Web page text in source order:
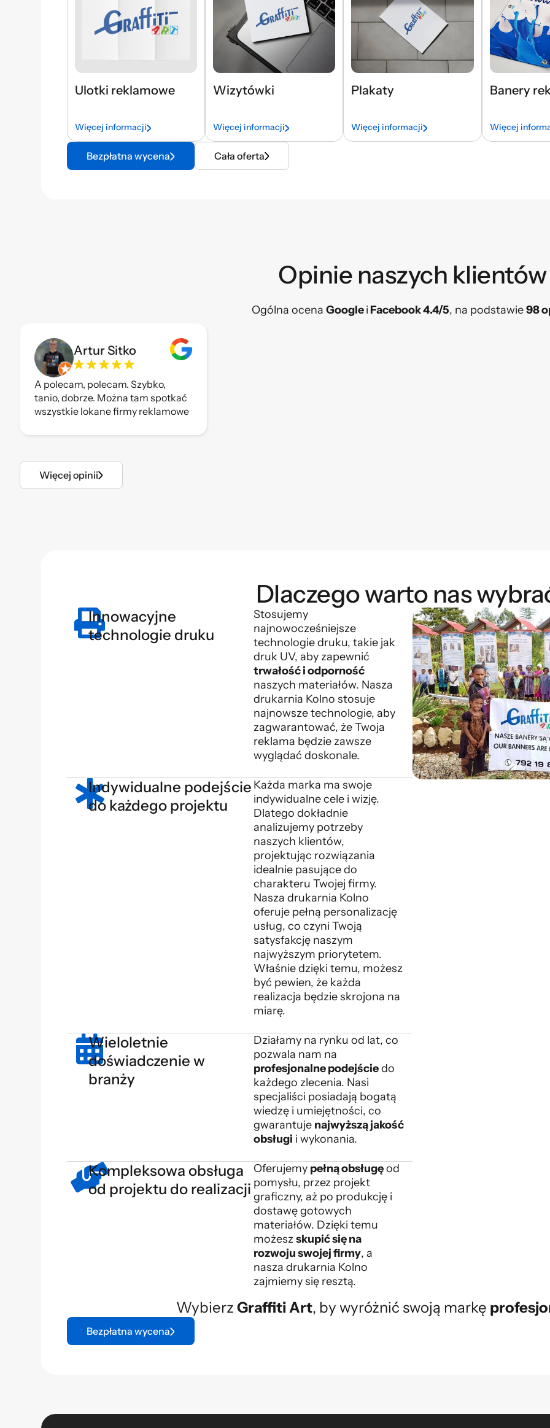
Ulotki reklamowe
Więcej informacji
Wizytówki
Więcej informacji
Plakaty
Więcej informacji
Banery
Więcej
Bezpłatna wycena Cała oferta
Opinie naszych klientów​
Ogólna ocena Googlei Facebook 4.4/5, na podstawie98
Artur Sitko
A polecam, polecam. Szybko,
tanio, dobrze. Można tam spotkać
wszystkie lokane firmy reklamowe
Więcej opinii
Dlaczego warto nas
Innowacyjne
technologie druku
Stosujemy
najnowocześniejsze
technologie druku, takie jak
druk UV, aby zapewnić
trwałość i odporność
naszych materiałów. Nasza
drukarnia Kolno stosuje
najnowsze technologie, aby
zagwarantować, że Twoja
reklama będzie zawsze
wyglądać doskonale.
Indywidualne podejście
do każdego projektu
Każda marka ma swoje
indywidualne cele i wizję.
Dlatego dokładnie
analizujemy potrzeby
naszych klientów,
projektując rozwiązania
idealnie pasujące do
charakteru Twojej firmy.
Nasza drukarnia Kolno
oferuje pełną personalizację
usług, co czyni Twoją
satysfakcję naszym
najwyższym priorytetem.
Właśnie dzięki temu, możesz
być pewien, że każda
realizacja będzie skrojona na
miarę.
Wieloletnie
doświadczenie w
branży
Działamy na rynku od lat, co
pozwala nam na
profesjonalne podejściedo
każdego zlecenia. Nasi
specjaliści posiadają bogatą
wiedzę i umiejętności, co
gwarantuje najwyższą jakość
obsługi i wykonania.
Kompleksowa obsługa
od projektu do realizacji
Oferujemy pełną obsługęod
pomysłu, przez projekt
graficzny, aż po produkcję i
dostawę gotowych
materiałów. Dzięki temu
możeszskupić się na
rozwoju swojej firmy, a
nasza drukarnia Kolno
zajmiemy się resztą.
Wybierz Graffiti Art, by wyróżnić swoją markę
Bezpłatna wycena